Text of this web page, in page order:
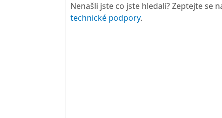
Nenašli jste co jste hledali? Zeptejte se
technické podpory.